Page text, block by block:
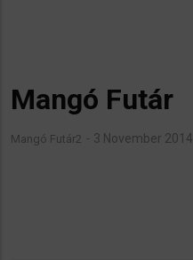
Mangó Futár
Mangó Futár2 3 November 2014